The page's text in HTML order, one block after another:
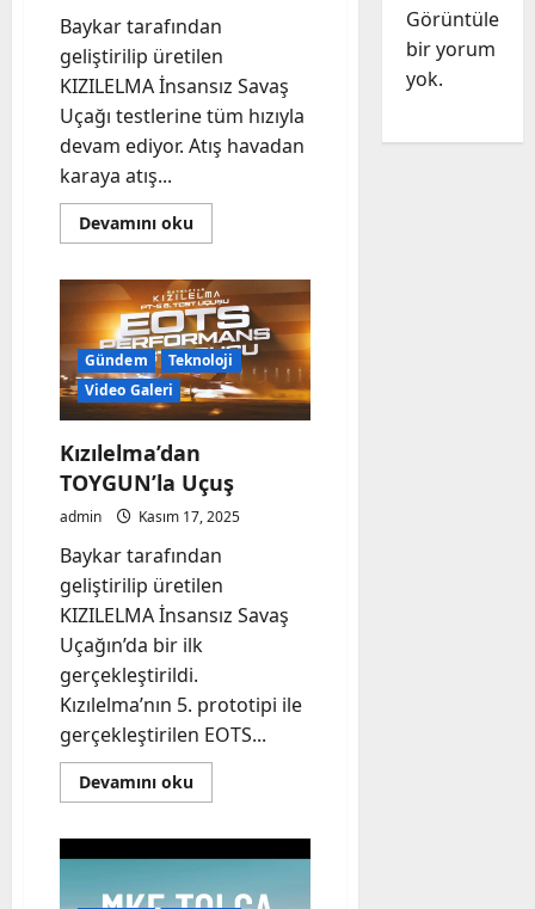
Baykar tarafından
geliştirilip üretilen
KIZILELMA İnsansız Savaş
Uçağı testlerine tüm hızıyla
devam ediyor. Atış havadan
karaya atış...
Devamını okuRead
more
HAVA
HAVA
FÜZESİ
İLE
GÖKYÜZÜNDE
Gündem
Teknoloji
Video Galeri
Kızılelma’dan
TOYGUN’la Uçuş
admin Kasım 17, 2025
Baykar tarafından
geliştirilip üretilen
KIZILELMA İnsansız Savaş
Uçağın’da bir ilk
gerçekleştirildi.
Kızılelma’nın 5. prototipi ile
gerçekleştirilen EOTS...
Devamını okuRead
more
Uçuş
bir yorum
yok.